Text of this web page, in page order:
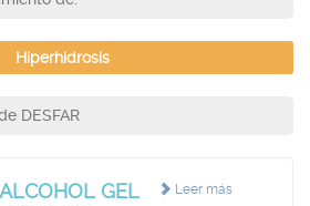
Hiperhidrosis
DESFAR
Leer más
GEL